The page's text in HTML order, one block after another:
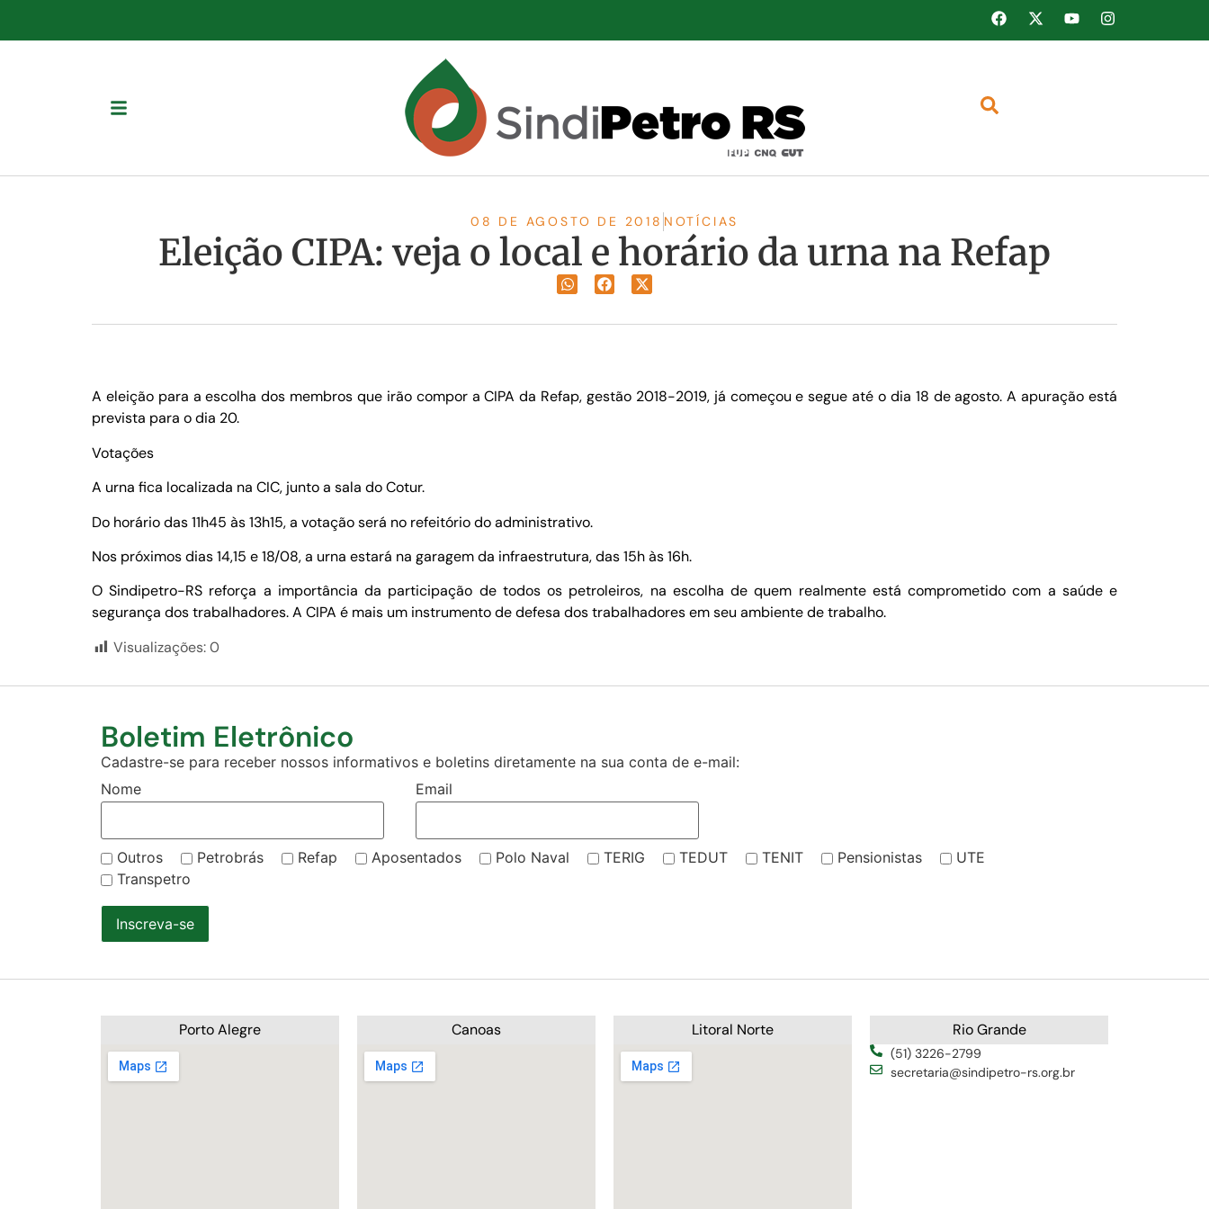
08 DE AGOSTO DE 2018 NOTÍCIAS
Eleição CIPA: veja o local e horário da urna na Refap
A eleição para a escolha dos membros que irão compor a CIPA da Refap, gestão 2018-2019, já começou e segue até o dia 18 de agosto. A apuração está
prevista para o dia 20.
Votações
A urna fica localizada na CIC, junto a sala do Cotur.
Do horário das 11h45 às 13h15, a votação será no refeitório do administrativo.
Nos próximos dias 14,15 e 18/08, a urna estará na garagem da infraestrutura, das 15h às 16h.
O Sindipetro-RS reforça a importância da participação de todos os petroleiros, na escolha de quem realmente está comprometido com a saúde e
segurança dos trabalhadores. A CIPA é mais um instrumento de defesa dos trabalhadores em seu ambiente de trabalho.
Visualizações:0
Boletim Eletrônico
Cadastre-se para receber nossos informativos e boletins diretamente na sua conta de e-mail:
Nome
Email
Outros Petrobrás Refap Aposentados Polo Naval TERIG TEDUT TENIT Pensionistas
UTE
Transpetro
Inscreva-se
Porto Alegre Canoas Litoral Norte Rio Grande
(51) 3226-2799
secretaria@sindipetro-rs.org.br